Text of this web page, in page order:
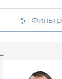
Фильтр